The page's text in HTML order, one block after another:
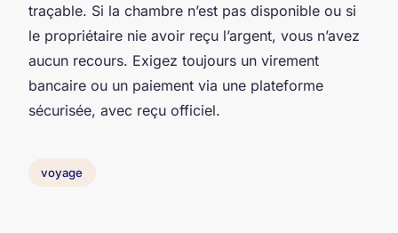
traçable. Si la chambre n’est pas disponible ou si
le propriétaire nie avoir reçu l’argent, vous n’avez
aucun recours. Exigez toujours un virement
bancaire ou un paiement via une plateforme
sécurisée, avec reçu officiel.
voyage